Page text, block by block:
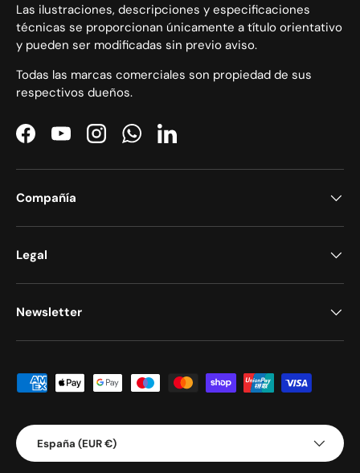
Las ilustraciones, descripciones y especificaciones
técnicas se proporcionan únicamente a título orientativo
y pueden ser modificadas sin previo aviso.
Todas las marcas comerciales son propiedad de sus
respectivos dueños.
FacebookYouTubeInstagramWhatsAppLinkedIn
Compañía
Legal
Newsletter
Formas de pago aceptadas
País/Región
España (EUR €)